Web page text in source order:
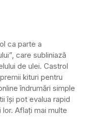
ca parte a
care subliniază
de ulei. Castrol
kituri pentru
îndrumări simple
își pot evalua rapid
lor. Aflați mai multe